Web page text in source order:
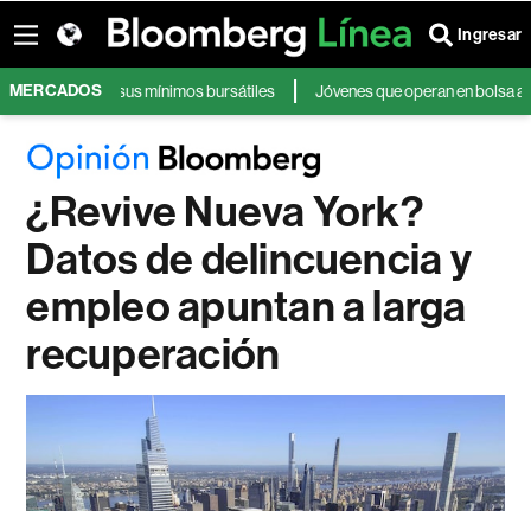
Ingresar
MERCADOS
de sus mínimos bursátiles Jóvenes que operan en bolsa a diario
¿Revive Nueva York?
Datos de delincuencia y
empleo apuntan a larga
recuperación